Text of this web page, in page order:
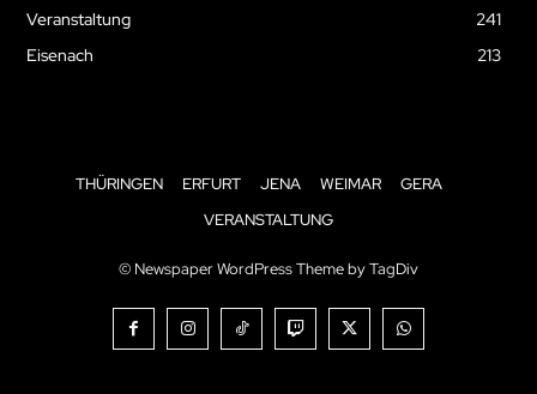
Veranstaltung
241
Eisenach
213
THÜRINGEN ERFURT JENA WEIMAR
GERA
VERANSTALTUNG
© Newspaper WordPress Theme by TagDiv